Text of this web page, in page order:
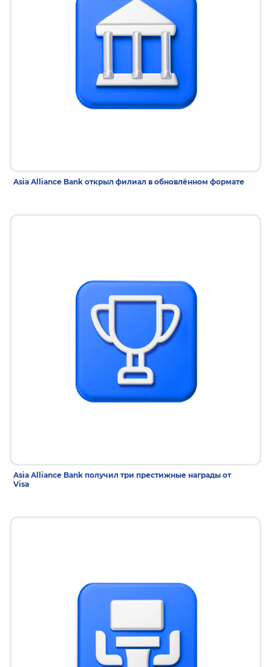
Asia Alliance Bank открыл филиал в обновлённом формате
Asia Alliance Bank получил три престижные награды от
Visa